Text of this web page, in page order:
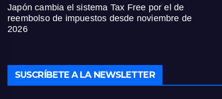
Japón cambia el sistema Tax Free por el de
reembolso de impuestos desde noviembre de
2026
SUSCRÍBETE A LA NEWSLETTER